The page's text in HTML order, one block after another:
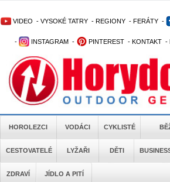
VIDEO - VYSOKÉ TATRY - REGIONY - FERÁTY -
- INSTAGRAM - PINTEREST - KONTAKT -
HOROLEZCI VODÁCI CYKLISTÉ
CESTOVATELÉ LYŽAŘI DĚTI
ZDRAVÍ JÍDLO A PITÍ